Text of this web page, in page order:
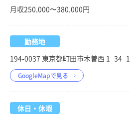
月収250,000〜380,000円
勤務地
194-0037 東京都町田市木曽西 1−34−1
GoogleMapで見る
休日・休暇